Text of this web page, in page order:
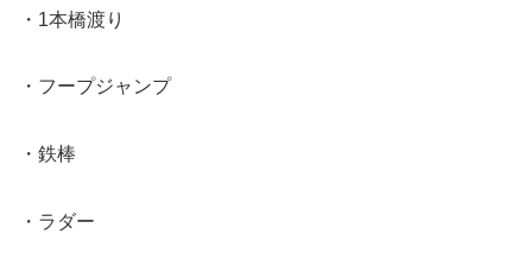
・1本橋渡り
・フープジャンプ
・鉄棒
・ラダー